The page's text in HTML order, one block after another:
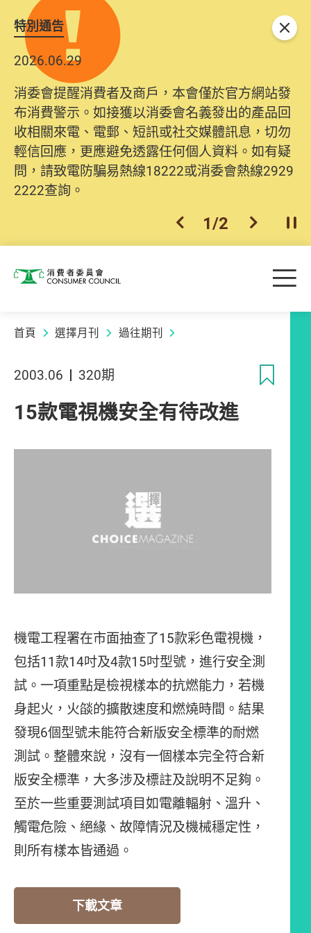
特別通告
2026.06.29
消委會提醒消費者及商戶，本會僅於官方網站發
布消費警示。如接獲以消委會名義發出的產品回
收相關來電、電郵、短訊或社交媒體訊息，切勿
輕信回應，更應避免透露任何個人資料。如有疑
問，請致電防騙易熱線18222或消委會熱線2929
2222查詢。
上一個
1/2 下一個開
關閉
消費者委員會 目
首頁 選擇月刊 過往期刊
2003.06 320期
15款電視機安全有待改進
機電工程署在市面抽查了15款彩色電視機，
包括11款14吋及4款15吋型號，進行安全測
試。一項重點是檢視樣本的抗燃能力，若機
身起火，火燄的擴散速度和燃燒時間。結果
發現6個型號未能符合新版安全標準的耐燃
測試。整體來說，沒有一個樣本完全符合新
版安全標準，大多涉及標註及說明不足夠。
至於一些重要測試項目如電離輻射、溫升、
觸電危險、絕緣、故障情況及機械穩定性，
則所有樣本皆通過。
下載文章